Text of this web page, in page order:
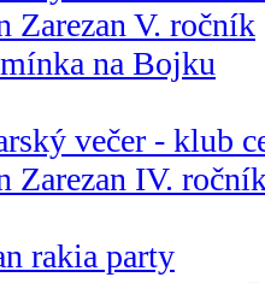
Zarezan V. ročník
na Bojku
večer - klub
Zarezan IV.
rakia party